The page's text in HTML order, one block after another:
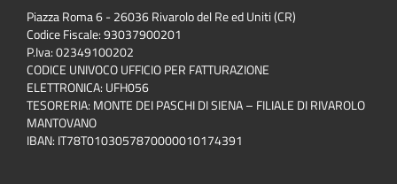
Piazza Roma 6 - 26036 Rivarolo del Re ed Uniti (CR)
Codice Fiscale: 93037900201
P.Iva: 02349100202
CODICE UNIVOCO UFFICIO PER FATTURAZIONE
ELETTRONICA: UFH056
TESORERIA: MONTE DEI PASCHI DI SIENA – FILIALE DI RIVAROLO
MANTOVANO
IBAN: IT78T0103057870000010174391